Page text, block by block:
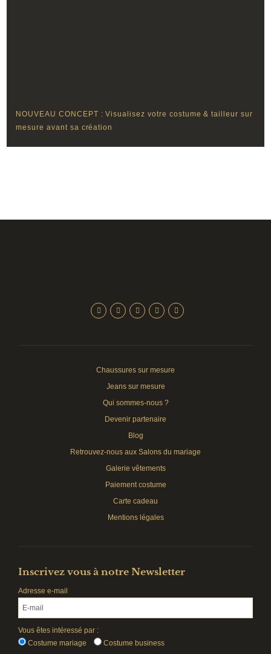
NOUVEAU CONCEPT : Visualisez votre costume & tailleur sur
mesure avant sa création
Chaussures sur mesure
Jeans sur mesure
Qui sommes-nous ?
Devenir partenaire
Blog
Retrouvez-nous aux Salons du mariage
Galerie vêtements
Paiement costume
Carte cadeau
Mentions légales
Inscrivez vous à notre Newsletter
Adresse e-mail
Vous êtes intéressé par :
Costume mariage
Costume business